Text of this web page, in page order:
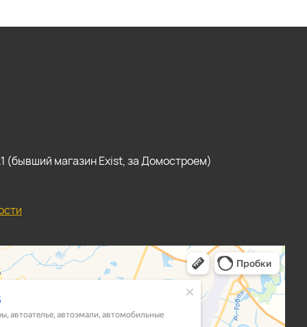
(бывший магазин Exist, за Домостроем)